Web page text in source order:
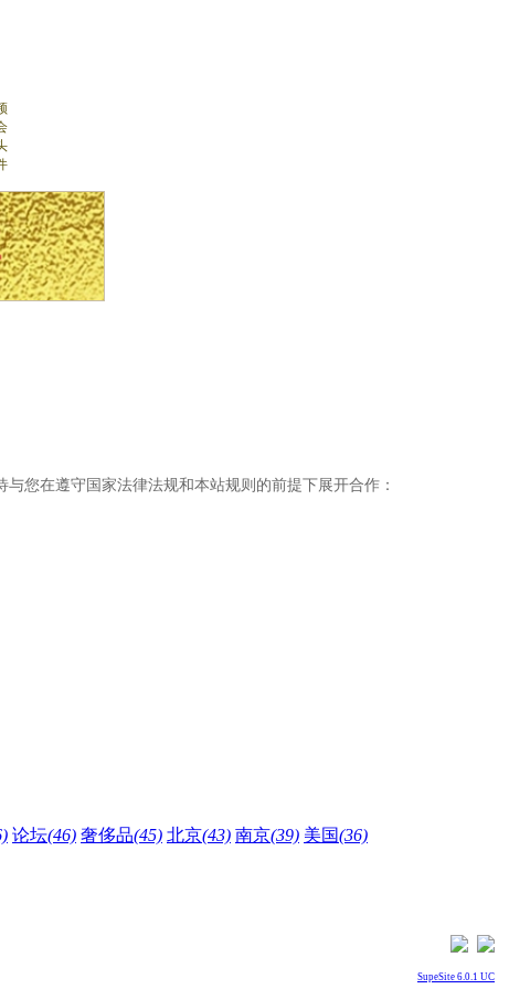
您在遵守国家法律法规和本站规则的前提下展开合作：
论坛(46) 奢侈品(45) 北京(43) 南京(39) 美国(36)
SupeSite 6.0.1 UC